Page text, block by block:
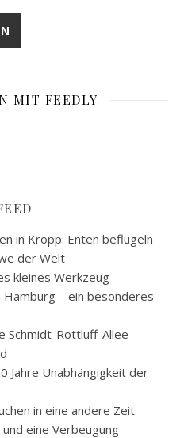
MIT FEEDLY
in Kropp: Enten beflügeln
der Welt
kleines Werkzeug
– ein besonderes
Schmidt-Rottluff-Allee
Jahre Unabhängigkeit der
in eine andere Zeit
eine Verbeugung